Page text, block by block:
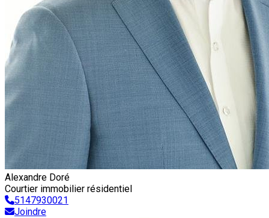
Alexandre Doré
Courtier immobilier résidentiel
5147930021
Joindre